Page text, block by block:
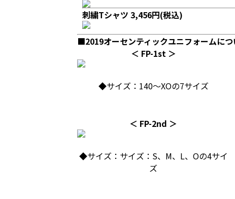
刺繍Tシャツ 3,456円(税込)
■2019オーセンティックユニフォームにつ
＜ FP-1st ＞
◆サイズ：140～XOの7サイズ
＜ FP-2nd ＞
◆サイズ：サイズ：S、M、L、Oの4サイ
ズ